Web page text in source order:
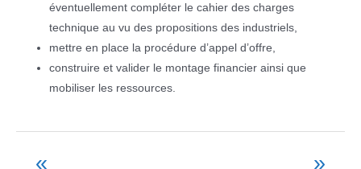
éventuellement compléter le cahier des charges
technique au vu des propositions des industriels,
mettre en place la procédure d’appel d’offre,
construire et valider le montage financier ainsi que
mobiliser les ressources.
Navigation
« »